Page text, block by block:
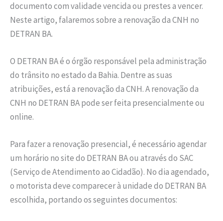
documento com validade vencida ou prestes a vencer.
Neste artigo, falaremos sobre a renovação da CNH no
DETRAN BA.
O DETRAN BA é o órgão responsável pela administração
do trânsito no estado da Bahia. Dentre as suas
atribuições, está a renovação da CNH. A renovação da
CNH no DETRAN BA pode ser feita presencialmente ou
online.
Para fazer a renovação presencial, é necessário agendar
um horário no site do DETRAN BA ou através do SAC
(Serviço de Atendimento ao Cidadão). No dia agendado,
o motorista deve comparecer à unidade do DETRAN BA
escolhida, portando os seguintes documentos: